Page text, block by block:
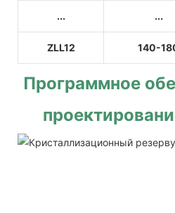
... ...
ZLL12 140-
Программное